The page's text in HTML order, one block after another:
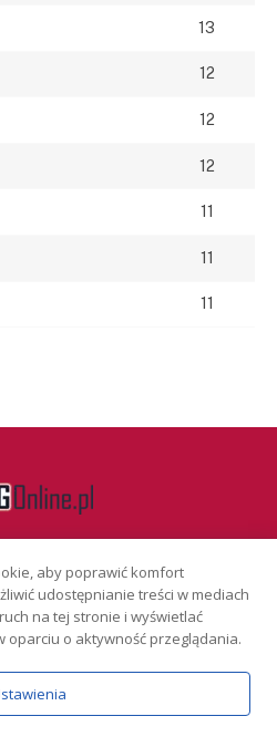
13
12
12
12
11
11
11
Facebook
POLITYKA PRYWATNOŚCI
18 lat. Hazard może uzależniać.
aby poprawić komfort
udostępnianie treści w mediach
na tej stronie i wyświetlać
o aktywność przeglądania.